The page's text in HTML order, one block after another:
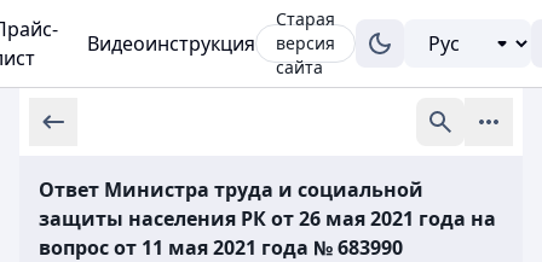
Видеоинструкция
Старая
версия
сайта
Ответ Министра труда и социальной
защиты населения РК от 26 мая 2021 года на
вопрос от 11 мая 2021 года № 683990